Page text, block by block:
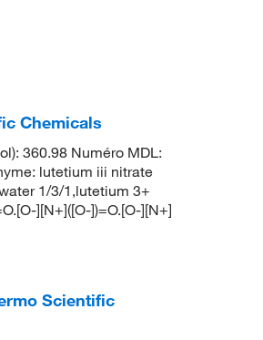
Chemicals
360.98 Numéro MDL:
lutetium iii nitrate
1/3/1,lutetium 3+
][N+]([O-])=O.[O-][N+]
Scientific